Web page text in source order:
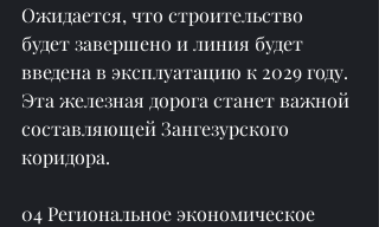
Ожидается, что строительство
будет завершено и линия будет
введена в эксплуатацию к 2029 году.
Эта железная дорога станет важной
составляющей Зангезурского
коридора.
04 Региональное экономическое